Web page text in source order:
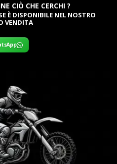
CIÒ CHE CERCHI ?
È DISPONIBILE NEL NOSTRO
VENDITA